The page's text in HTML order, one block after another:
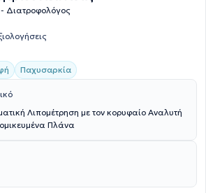
Παρακολουθεί συστηματικά επιστημονικά
διατροφής, επενδύοντας διαρκώς στη
εξέλιξη. Η προσέγγισή της είναι
τεκμηριωμένη και επικεντρωμένη στη
σχέση με το φαγητό. Αν επιθυμείτε να
και τα εργαλεία ώστε να τρέφεστε υγιεινά,
βρίσκεστε στο κατάλληλο μέρος.
- Διατροφολόγος
Παχυσαρκία
Λιπομέτρηση με τον κορυφαίο Αναλυτή
Πλάνα